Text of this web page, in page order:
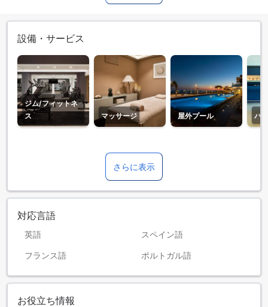
設備・サービス
ジム/フィットネ
ス
マッサージ 屋外プール バー
さらに表示
対応言語
英語 スペイン語
フランス語 ポルトガル語
お役立ち情報